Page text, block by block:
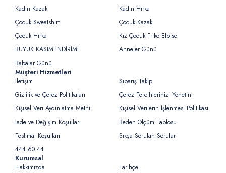
Kadın Kazak
Kadın Hırka
Çocuk Sweatshirt
Çocuk Kazak
Çocuk Hırka
Kız Çocuk Triko Elbise
BÜYÜK KASIM İNDİRİMİ
Anneler Günü
Babalar Günü
Müşteri Hizmetleri
İletişim
Sipariş Takip
Gizlilik ve Çerez Politikaları
Çerez Tercihlerinizi Yönetin
Kişisel Veri Aydınlatma Metni
Kişisel Verilerin İşlenmesi Politikası
İade ve Değişim Koşulları
Beden Ölçüm Tablosu
Teslimat Koşulları
Sıkça Sorulan Sorular
444 60 44
Kurumsal
Hakkımızda
Tarihçe